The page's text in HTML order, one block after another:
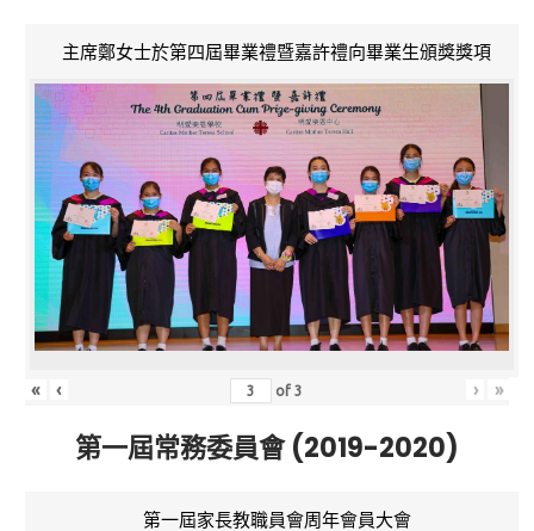
主席鄭女士於第四屆畢業禮暨嘉許禮向畢業生頒獎獎項
« ‹ of3 › »
第一屆常務委員會 (2019-2020)
第一屆家長教職員會周年會員大會